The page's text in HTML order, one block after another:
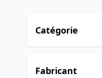
Catégorie
filter
Fabricant